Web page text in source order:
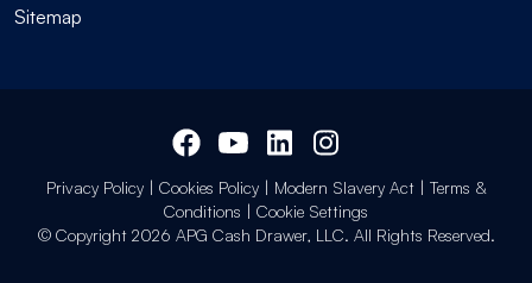
Sitemap
Privacy Policy| Cookies Policy| Modern Slavery Act| Terms &
Conditions | Cookie Settings
© Copyright 2026 APG Cash Drawer, LLC. All Rights Reserved.